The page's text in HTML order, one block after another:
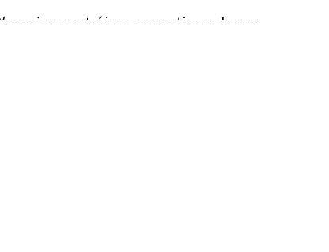
constrói uma narrativa cada vez